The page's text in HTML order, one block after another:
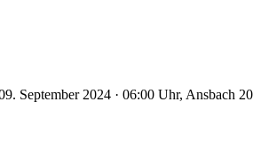
September 2024 · 06:00 Uhr, Ansbach